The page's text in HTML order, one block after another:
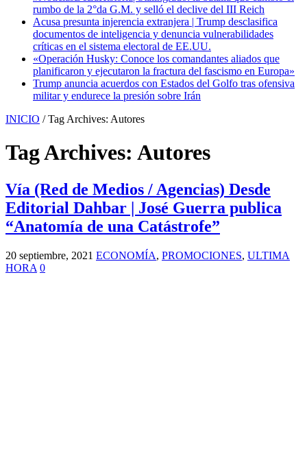
rumbo de la 2°da G.M. y selló el declive del III Reich
Acusa presunta injerencia extranjera | Trump desclasifica
documentos de inteligencia y denuncia vulnerabilidades
críticas en el sistema electoral de EE.UU.
«Operación Husky: Conoce los comandantes aliados que
planificaron y ejecutaron la fractura del fascismo en Europa»
Trump anuncia acuerdos con Estados del Golfo tras ofensiva
militar y endurece la presión sobre Irán
INICIO / Tag Archives: Autores
Tag Archives: Autores
Vía (Red de Medios / Agencias) Desde
Editorial Dahbar | José Guerra publica
“Anatomía de una Catástrofe”
20 septiembre, 2021 ECONOMÍA, PROMOCIONES, ULTIMA
HORA 0